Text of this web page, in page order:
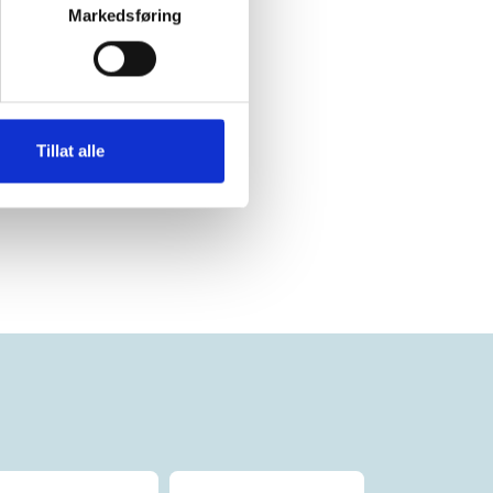
Markedsføring
Tillat alle
samme
myndighet
Golfreglene
og det